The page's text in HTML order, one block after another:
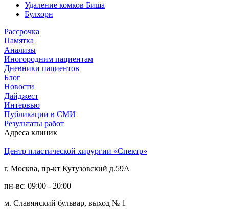
Удаление комков Биша
Булхорн
Рассрочка
Памятка
Анализы
Иногородним пациентам
Дневники пациентов
Блог
Новости
Дайджест
Интервью
Публикации в СМИ
Результаты работ
Адреса клиник
Центр пластической хирургии «Спектр»
г. Москва, пр-кт Кутузовский д.59А
пн-вс: 09:00 - 20:00
м. Славянский бульвар, выход № 1